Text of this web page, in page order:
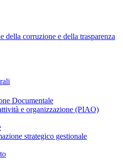
della corruzione e della trasparenza
Documentale
e organizzazione (PIAO)
strategico gestionale